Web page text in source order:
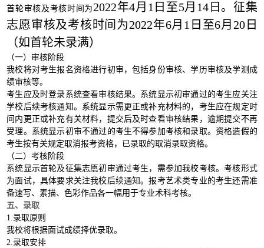
首轮审核及考核时间为 2022年4月1日至5月14日。征集
志愿审核及考核时间为2022年6月1日至6月20日
（如首轮未录满）
（一）审核阶段
我校将对考生报名资格进行初审，包括身份审核、学历审核及学测成
绩审核等。
考生应及时登录系统查看审核结果。系统显示初审通过的考生应关注
学校后续考核通知。系统显示需更正或补充材料的，考生应在规定时
间内更正或补充有关材料，提交后及时查看审核结果，逾期提交不再
受理。系统显示初审不通过的考生不得参加考核和录取。资格造假的
考生按有关规定取消报考资格，已录取的取消录取资格。
（二）考核阶段
系统显示首轮及征集志愿初审通过考生，需参加我校考核。考核形式
为面试，具体要求关注我校后续通知。报考艺术类专业的考生还需准
备速写、素描、色彩作品各一幅用于专业术科考核。
五、录取
1.录取原则
我校将根据面试成绩择优录取。
2.录取安排